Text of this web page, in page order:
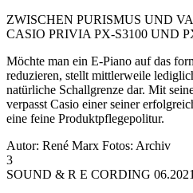
ZWISCHEN PURISMUS UND
CASIO PRIVIA PX-S3100 UND
Möchte man ein E-Piano auf das
reduzieren, stellt mittlerweile
natürliche Schallgrenze dar. Mit
verpasst Casio einer seiner
eine feine Produktpflegepolitur.
Autor: René Marx Fotos: Archiv
3
SOUND & R E CORDING 06.2021